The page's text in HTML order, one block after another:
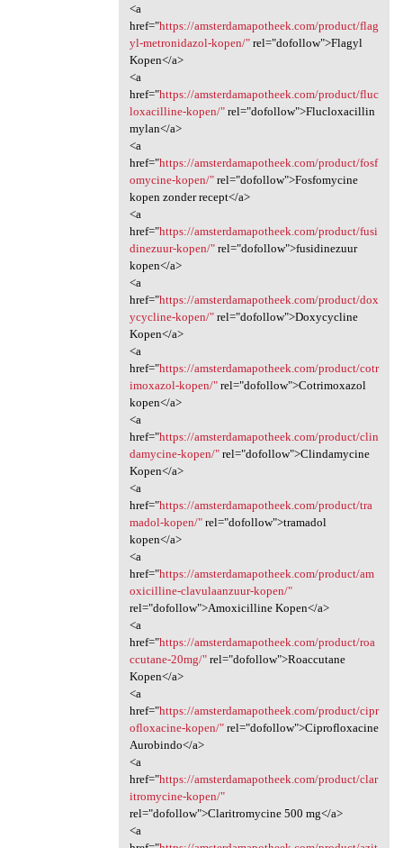
<a
href="https://amsterdamapotheek.com/product/flag
yl-metronidazol-kopen/"rel="dofollow">Flagyl
Kopen</a>
<a
href="https://amsterdamapotheek.com/product/fluc
loxacilline-kopen/"rel="dofollow">Flucloxacillin
mylan</a>
<a
href="https://amsterdamapotheek.com/product/fosf
omycine-kopen/"rel="dofollow">Fosfomycine
kopen zonder recept</a>
<a
href="https://amsterdamapotheek.com/product/fusi
dinezuur-kopen/"rel="dofollow">fusidinezuur
kopen</a>
<a
href="https://amsterdamapotheek.com/product/dox
ycycline-kopen/"rel="dofollow">Doxycycline
Kopen</a>
<a
href="https://amsterdamapotheek.com/product/cotr
imoxazol-kopen/"rel="dofollow">Cotrimoxazol
kopen</a>
<a
href="https://amsterdamapotheek.com/product/clin
damycine-kopen/"rel="dofollow">Clindamycine
Kopen</a>
<a
href="https://amsterdamapotheek.com/product/tra
madol-kopen/"rel="dofollow">tramadol
kopen</a>
<a
href="https://amsterdamapotheek.com/product/am
oxicilline-clavulaanzuur-kopen/"
rel="dofollow">Amoxicilline Kopen</a>
<a
href="https://amsterdamapotheek.com/product/roa
ccutane-20mg/"rel="dofollow">Roaccutane
Kopen</a>
<a
href="https://amsterdamapotheek.com/product/cipr
ofloxacine-kopen/"rel="dofollow">Ciprofloxacine
Aurobindo</a>
<a
href="https://amsterdamapotheek.com/product/clar
itromycine-kopen/"
rel="dofollow">Claritromycine 500 mg</a>
<a